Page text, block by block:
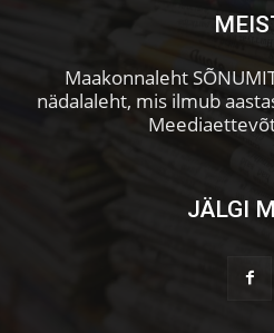
Maakonnaleht
nädalaleht, mis ilmub
JÄLGI